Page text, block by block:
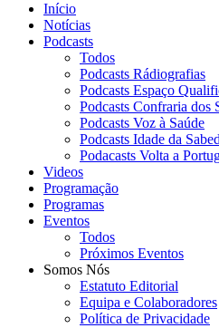
Início
Notícias
Podcasts
Todos
Podcasts Rádiografias
Podcasts Espaço
Podcasts Confraria dos
Podcasts Voz à Saúde
Podcasts Idade da
Podacasts Volta a
Videos
Programação
Programas
Eventos
Todos
Próximos Eventos
Somos Nós
Estatuto Editorial
Equipa e Colaboradores
Política de Privacidade